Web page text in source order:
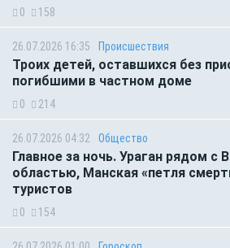
0 158
26.07.2026 16:35 Происшествия
Троих детей, оставшихся без
погибшими в частном доме
0 214
26.07.2026 04:32 Общество
Главное за ночь. Ураган рядом с
областью, Манская «петля
туристов
0 154